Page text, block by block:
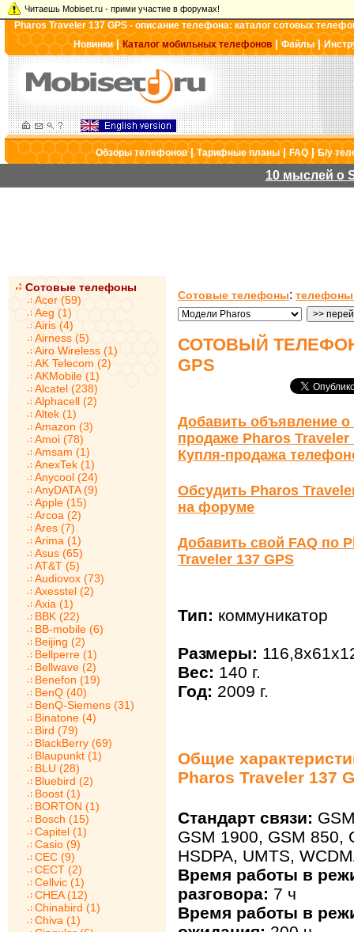
Читаешь Mobiset.ru - прими участие в форумах!
Pharos Traveler 137 GPS - описание телефона: каталог сотовых
Новинки|Каталог мобильных телефонов |Файлы|
Обзоры телефонов|Тарифные планы|FAQ|Б/у
10 мыслей о
Сотовые телефоны
Acer (59)
Aeg (1)
Airis (4)
Airness (5)
Airo Wireless (1)
AK Telecom (2)
AKMobile (1)
Alcatel (238)
Alphacell (2)
Altek (1)
Amazon (3)
Amoi (78)
Amsam (1)
AnexTek (1)
Anycool (24)
AnyDATA (9)
Apple (15)
Arcoa (2)
Ares (7)
Arima (1)
Asus (65)
AT&T (5)
Audiovox (73)
Axesstel (2)
Axia (1)
BBK (22)
BB-mobile (6)
Beijing (2)
Bellperre (1)
Bellwave (2)
Benefon (19)
BenQ (40)
BenQ-Siemens (31)
Binatone (4)
Bird (79)
BlackBerry (69)
Blaupunkt (1)
BLU (28)
Bluebird (2)
Boost (1)
BORTON (1)
Bosch (15)
Capitel (1)
Casio (9)
CEC (9)
CECT (2)
Cellvic (1)
CHEA (12)
Chinabird (1)
Chiva (1)
Сотовые телефоны: телефоны
СОТОВЫЙ ТЕЛЕФОН
GPS
Добавить объявление о
продаже Pharos Traveler
Купля-продажа
Обсудить Pharos
на форуме
Добавить свой FAQ по
Traveler 137 GPS
Тип: коммуникатор
Размеры:
Вес: 140 г.
Год: 2009 г.
Общие
Pharos Traveler 137
Стандарт связи:
GSM 1900, GSM 850,
HSDPA, UMTS,
Время работы в
разговора: 7 ч
Время работы в